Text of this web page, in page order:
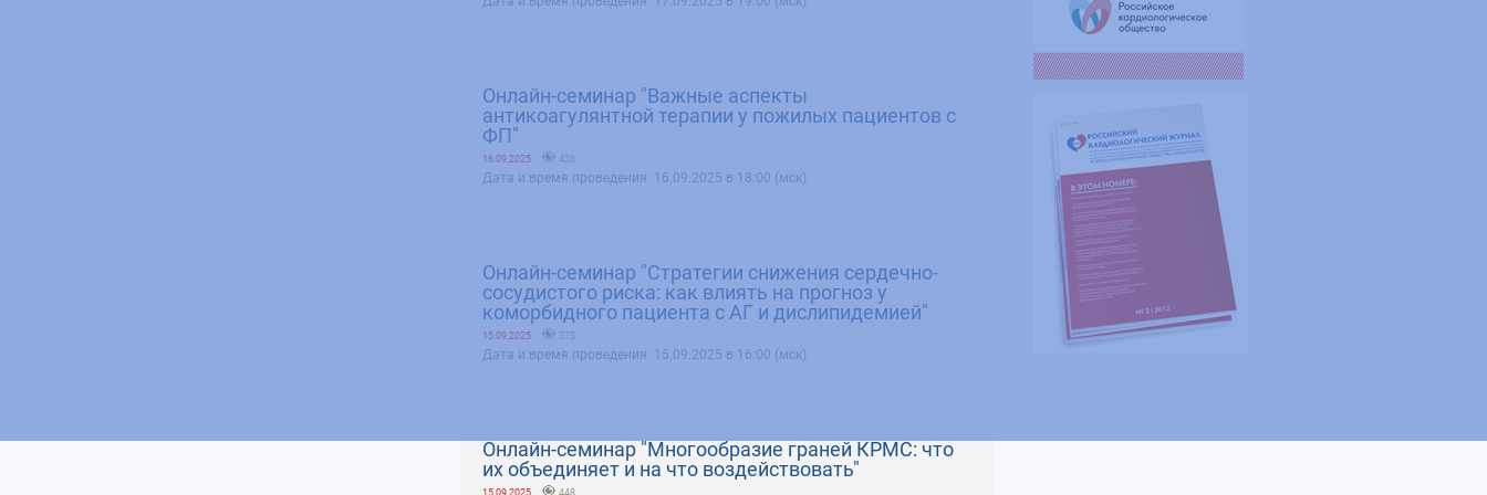
Онлайн-семинар "Важные аспекты
антикоагулянтной терапии у пожилых пациентов с
ФП"
16.09.2025 426
Дата и время проведения: 16.09.2025 в 18:00 (мск)
Онлайн-семинар "Стратегии снижения сердечно-
сосудистого риска: как влиять на прогноз у
коморбидного пациента с АГ и дислипидемией"
15.09.2025 375
Дата и время проведения: 15.09.2025 в 16:00 (мск)
Онлайн-семинар "Многообразие граней КРМС: что
их объединяет и на что воздействовать"
15.09.2025 448